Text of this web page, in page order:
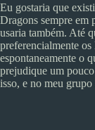
Eu gostaria que
Dragons sempre em
usaria também. Até
preferencialmente
espontaneamente o
prejudique um
isso, e no meu